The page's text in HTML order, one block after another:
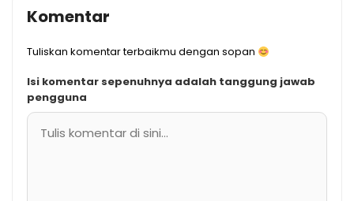
Komentar
Tuliskan komentar terbaikmu dengan sopan
Isi komentar sepenuhnya adalah tanggung jawab
pengguna